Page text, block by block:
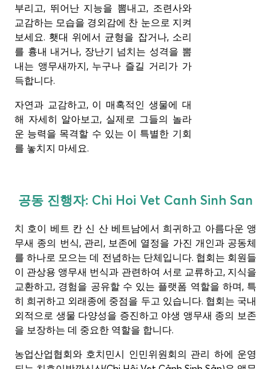
부리고, 뛰어난 지능을 뽐내고, 조련사와
교감하는 모습을 경외감에 찬 눈으로 지켜
보세요. 횃대 위에서 균형을 잡거나, 소리
를 흉내 내거나, 장난기 넘치는 성격을 뽐
내는 앵무새까지, 누구나 즐길 거리가 가
득합니다.
자연과 교감하고, 이 매혹적인 생물에 대
해 자세히 알아보고, 실제로 그들의 놀라
운 능력을 목격할 수 있는 이 특별한 기회
를 놓치지 마세요.
공동 진행자: Chi Hoi Vet Canh Sinh San
치 호이 베트 칸 신 산베트남에서 희귀하고 아름다운 앵
무새 종의 번식, 관리, 보존에 열정을 가진 개인과 공동체
를 하나로 모으는 데 전념하는 단체입니다. 협회는 회원들
이 관상용 앵무새 번식과 관련하여 서로 교류하고, 지식을
교환하고, 경험을 공유할 수 있는 플랫폼 역할을 하며, 특
히 희귀하고 외래종에 중점을 두고 있습니다. 협회는 국내
외적으로 생물 다양성을 증진하고 야생 앵무새 종의 보존
을 보장하는 데 중요한 역할을 합니다.
농업산업협회와 호치민시 인민위원회의 관리 하에 운영